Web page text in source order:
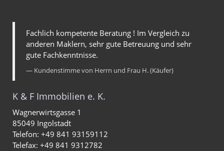
Fachlich kompetente Beratung ! Im Vergleich zu
anderen Maklern, sehr gute Betreuung und sehr
gute Fachkenntnisse.
Kundenstimme von Herrn und Frau H. (Käufer)
K & F Immobilien e. K.
Wagnerwirtsgasse 1
85049 Ingolstadt
Telefon: +49 841 93159112
Telefax: +49 841 9312782